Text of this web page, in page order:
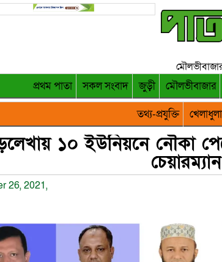
প্রথম পাতা সকল সংবাদ জুড়ী মৌলভীবাজার
তথ্য-প্রযুক্তি
খেলাধুলা
১০ ইউনিয়নে নৌকা
চেয়ারম্যান
26, 2021,